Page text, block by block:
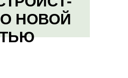
НОВОЙ